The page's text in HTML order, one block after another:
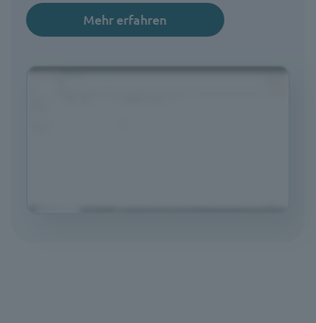
Mehr erfahren